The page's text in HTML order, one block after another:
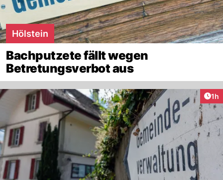
Hölstein
Bachputzete fällt wegen
Betretungsverbot aus
1h